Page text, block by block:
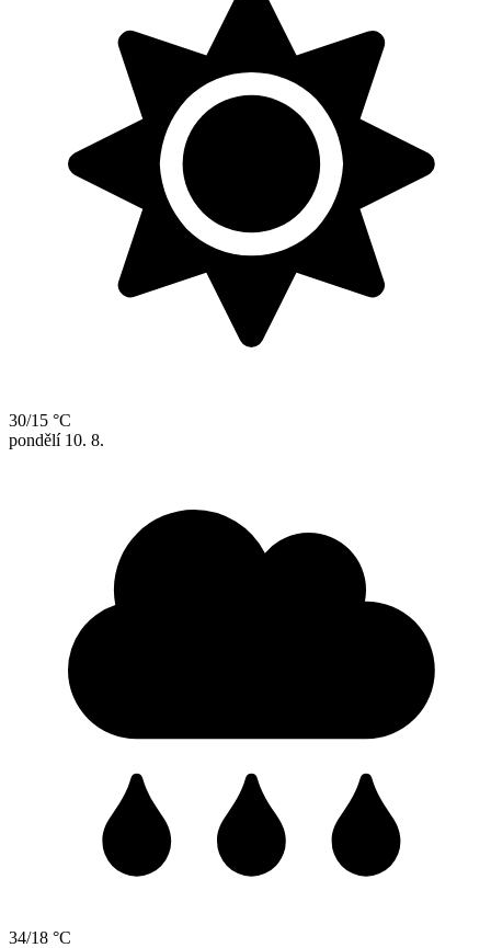
30/15 °C
pondělí 10. 8.
34/18 °C